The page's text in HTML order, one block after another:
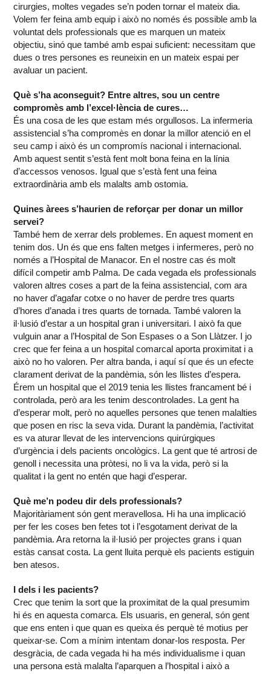
cirurgies, moltes vegades se’n poden tornar el mateix dia.
Volem fer feina amb equip i això no només és possible amb la
voluntat dels professionals que es marquen un mateix
objectiu, sinó que també amb espai suficient: necessitam que
dues o tres persones es reuneixin en un mateix espai per
avaluar un pacient.
Què s’ha aconseguit? Entre altres, sou un centre
compromès amb l’excel·lència de cures…
És una cosa de les que estam més orgullosos. La infermeria
assistencial s’ha compromès en donar la millor atenció en el
seu camp i això és un compromís nacional i internacional.
Amb aquest sentit s’està fent molt bona feina en la línia
d’accessos venosos. Igual que s’està fent una feina
extraordinària amb els malalts amb ostomia.
Quines àrees s’haurien de reforçar per donar un millor
servei?
També hem de xerrar dels problemes. En aquest moment en
tenim dos. Un és que ens falten metges i infermeres, però no
només a l’Hospital de Manacor. En el nostre cas és molt
difícil competir amb Palma. De cada vegada els professionals
valoren altres coses a part de la feina assistencial, com ara
no haver d’agafar cotxe o no haver de perdre tres quarts
d’hores d’anada i tres quarts de tornada. També valoren la
il·lusió d’estar a un hospital gran i universitari. I això fa que
vulguin anar a l’Hospital de Son Espases o a Son Llàtzer. I jo
crec que fer feina a un hospital comarcal aporta proximitat i a
això no ho valoren. Per altra banda, i aquí sí que és un efecte
clarament derivat de la pandèmia, són les llistes d’espera.
Érem un hospital que el 2019 tenia les llistes francament bé i
controlada, però ara les tenim descontrolades. La gent ha
d’esperar molt, però no aquelles persones que tenen malalties
que posen en risc la seva vida. Durant la pandèmia, l’activitat
es va aturar llevat de les intervencions quirúrgiques
d’urgència i dels pacients oncològics. La gent que té artrosi de
genoll i necessita una pròtesi, no li va la vida, però si la
qualitat i la gent no entén que hagi d’esperar.
Què me’n podeu dir dels professionals?
Majoritàriament són gent meravellosa. Hi ha una implicació
per fer les coses ben fetes tot i l’esgotament derivat de la
pandèmia. Ara retorna la il·lusió per projectes grans i quan
estàs cansat costa. La gent lluita perquè els pacients estiguin
ben atesos.
I dels i les pacients?
Crec que tenim la sort que la proximitat de la qual presumim
hi és en aquesta comarca. Els usuaris, en general, són gent
que ens enten i que quan es queixa és perquè té motius per
queixar-se. Com a mínim intentam donar-los resposta. Per
desgràcia, de cada vegada hi ha més individualisme i quan
una persona està malalta l’aparquen a l’hospital i això a